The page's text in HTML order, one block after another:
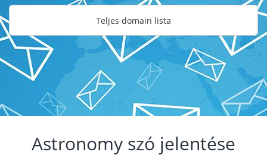
Teljes domain lista
Astronomy szó jelentése